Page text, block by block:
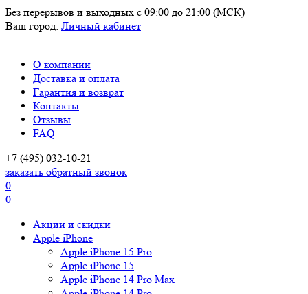
Без перерывов и выходных с 09:00 до 21:00 (МСК)
Ваш город: Личный кабинет
О компании
Доставка и оплата
Гарантия и возврат
Контакты
Отзывы
FAQ
+7 (495) 032-10-21
заказать обратный звонок
0
0
Акции и скидки
Apple iPhone
Apple iPhone 15 Pro
Apple iPhone 15
Apple iPhone 14 Pro Max